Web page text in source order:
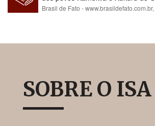
Brasil de Fato - www.brasildefato.com.br,
SOBRE O ISA